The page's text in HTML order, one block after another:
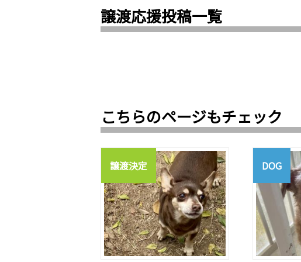
譲渡応援投稿一覧
こちらのページもチェック
譲渡決定 DOG